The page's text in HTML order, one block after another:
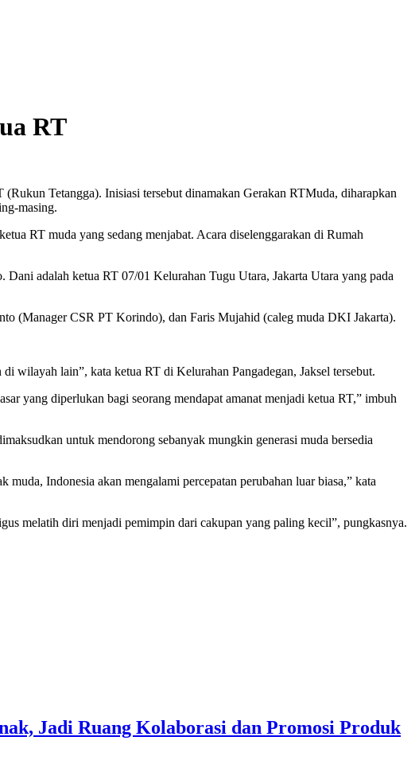
RT
Tetangga). Inisiasi tersebut dinamakan Gerakan RTMuda, diharapkan
masing.
RT muda yang sedang menjabat. Acara diselenggarakan di Rumah
adalah ketua RT 07/01 Kelurahan Tugu Utara, Jakarta Utara yang pada
(Manager CSR PT Korindo), dan Faris Mujahid (caleg muda DKI Jakarta).
wilayah lain”, kata ketua RT di Kelurahan Pangadegan, Jaksel tersebut.
yang diperlukan bagi seorang mendapat amanat menjadi ketua RT,” imbuh
untuk mendorong sebanyak mungkin generasi muda bersedia
Indonesia akan mengalami percepatan perubahan luar biasa,” kata
melatih diri menjadi pemimpin dari cakupan yang paling kecil”, pungkasnya.
Jadi Ruang Kolaborasi dan Promosi Produk